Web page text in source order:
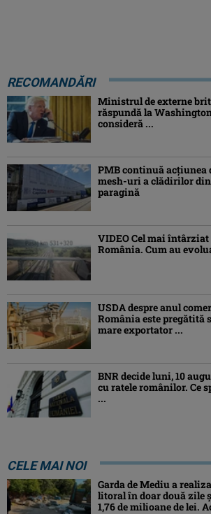
RECOMANDĂRI
Ministrul de externe
răspundă la
consideră ...
PMB continuă acțiunea
mesh-uri a clădirilor
paragină
VIDEO Cel mai
România. Cum au
USDA despre anul
România este pregătită
mare exportator ...
BNR decide luni, 10
cu ratele românilor. Ce
...
CELE MAI NOI
Garda de Mediu a
litoral în doar două zile
1,76 de milioane de lei.